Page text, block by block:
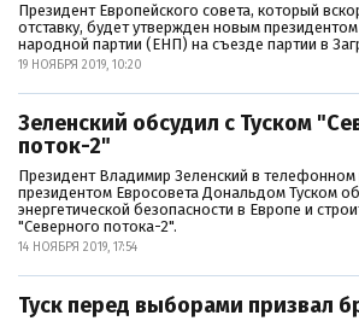
Президент Европейского совета, который
отставку, будет утвержден новым
народной партии (ЕНП) на съезде партии в
19 НОЯБРЯ 2019, 10:20
Зеленский обсудил с Туском
поток-2"
Президент Владимир Зеленский в телефонном
президентом Евросовета Дональдом Туском
энергетической безопасности в Европе и
"Северного потока-2".
14 НОЯБРЯ 2019, 17:54
Туск перед выборами призвал